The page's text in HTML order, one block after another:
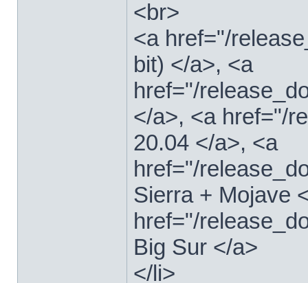
<br>
<a href="/
bit) </a>, <a
href="/
</a>, <a href="/
20.04 </a>, <a
href="/
Sierra + Mojave
href="/
Big Sur </a>
</li>